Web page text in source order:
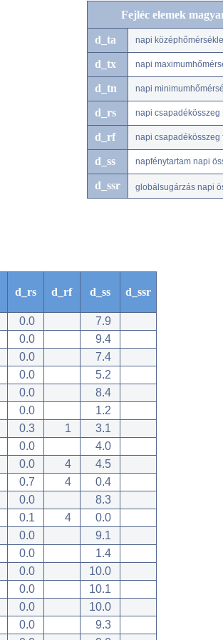
Fejléc elemek
d_ta napi
d_tx napi
d_tn napi
d_rs napi csapadékösszeg
d_rf napi csapadékösszeg
d_ss napfénytartam napi
d_ssr globálsugárzás napi
d_rs d_rf d_ss d_ssr
0.0
7.9
0.0
9.4
0.0
7.4
0.0
5.2
0.0
8.4
0.0
1.2
0.3 1
3.1
0.0
4.0
0.0 4
4.5
0.7 4
0.4
0.0
8.3
0.1 4
0.0
0.0
9.1
0.0
1.4
0.0
10.0
0.0
10.1
0.0
10.0
0.0
9.3